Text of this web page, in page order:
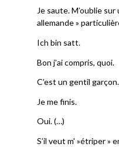
Je saute. M’oublie
allemande »
Ich bin satt.
Bon j’ai compris, quoi.
C’est un gentil garçon.
Je me finis.
Oui. (…)
S’il veut m' »étriper »